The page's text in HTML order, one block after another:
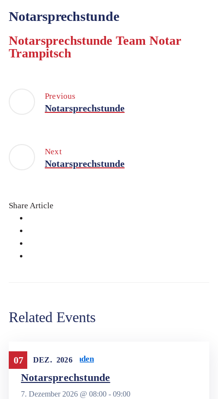
Notarsprechstunde
Notarsprechstunde Team Notar
Trampitsch
Previous
Notarsprechstunde
Next
Notarsprechstunde
Share Article
Related Events
07 DEZ. 2026
Notarsprechstunden
Notarsprechstunde
7. Dezember 2026 @ 08:00 - 09:00